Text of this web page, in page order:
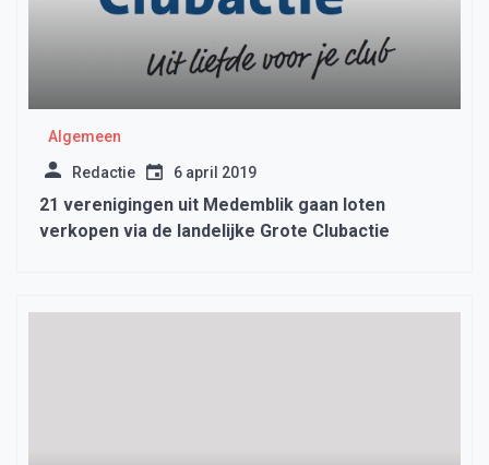
Algemeen
Redactie 6 april 2019
21 verenigingen uit Medemblik gaan loten
verkopen via de landelijke Grote Clubactie